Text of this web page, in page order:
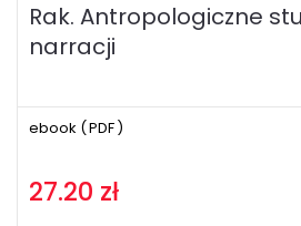
Rak. Antropologiczne
narracji
ebook (PDF)
27.20 zł